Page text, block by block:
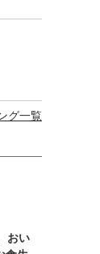
グ一覧
おい